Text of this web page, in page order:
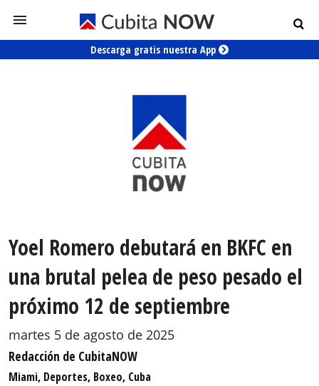
Descarga gratis nuestra App
Yoel Romero debutará en BKFC en
una brutal pelea de peso pesado el
próximo 12 de septiembre
martes 5 de agosto de 2025
Redacción de CubitaNOW
Miami, Deportes, Boxeo, Cuba